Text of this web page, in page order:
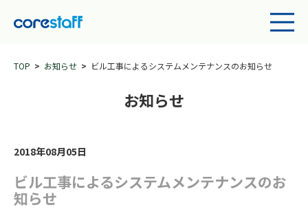
TOP お知らせ ビル工事によるシステムメンテナンスのお知らせ
お知らせ
2018年08月05日
ビル工事によるシステムメンテナンスのお
知らせ